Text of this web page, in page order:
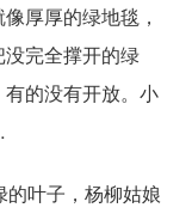
厚厚的绿地毯，
完全撑开的绿
的没有开放。小
叶子，杨柳姑娘